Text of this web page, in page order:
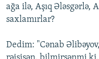
ağa ilə, Aşıq Ələsgərlə,
saxlamırlar?
Dedim: "Cənab